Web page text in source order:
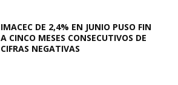
IMACEC DE 2,4% EN JUNIO PUSO FIN
A CINCO MESES CONSECUTIVOS DE
CIFRAS NEGATIVAS